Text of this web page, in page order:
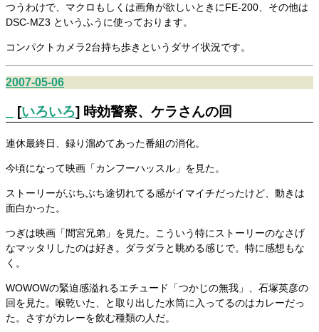
つうわけで、マクロもしくは画角が欲しいときにFE-200、その他は
DSC-MZ3 というふうに使っております。
コンパクトカメラ2台持ち歩きというダサイ状況です。
2007-05-06
[いろいろ] 時効警察、ケラさんの回
連休最終日、録り溜めてあった番組の消化。
今頃になって映画「カンフーハッスル」を見た。
ストーリーがぶちぶち途切れてる感がイマイチだったけど、動きは
面白かった。
つぎは映画「間宮兄弟」を見た。こういう特にストーリーのなさげ
なマッタリしたのは好き。ダラダラと眺める感じで。特に感想もな
く。
WOWOWの緊迫感溢れるエチュード「つかじの無我」、石塚英彦の
回を見た。喉乾いた、と取り出した水筒に入ってるのはカレーだっ
た。さすがカレーを飲む種類の人だ。